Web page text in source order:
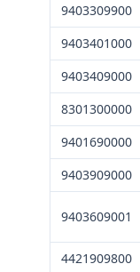
9403309900
9403401000
9403409000
8301300000
9401690000
9403909000
9403609001
4421909800